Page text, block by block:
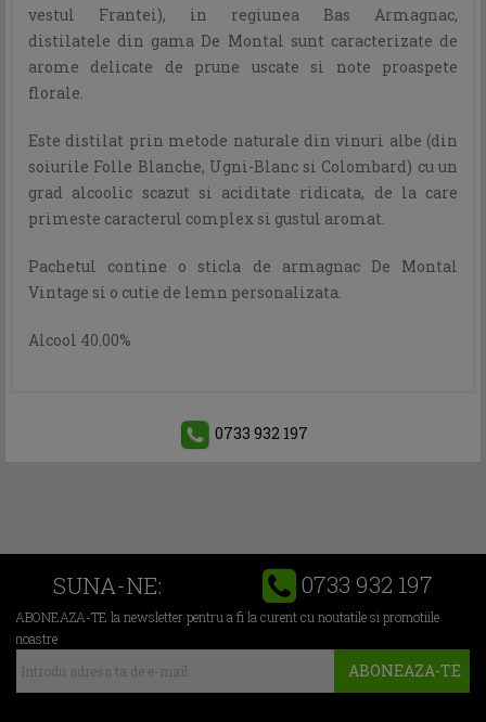
vestul Frantei), in regiunea Bas Armagnac,
distilatele din gama De Montal sunt caracterizate de
arome delicate de prune uscate si note proaspete
florale.
Este distilat prin metode naturale din vinuri albe (din
soiurile Folle Blanche, Ugni-Blanc si Colombard) cu un
grad alcoolic scazut si aciditate ridicata, de la care
primeste caracterul complex si gustul aromat.
Pachetul contine o sticla de armagnac De Montal
Vintage si o cutie de lemn personalizata.
Alcool 40.00%
0733 932 197
SUNA-NE: 0733 932 197
ABONEAZA-TE la newsletter pentru a fi la curent cu noutatile si promotiile
noastre
ABONEAZA-TE